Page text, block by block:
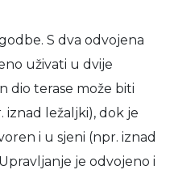
S dva odvojena
uživati u dvije
dio terase može biti
ležaljki), dok je
i u sjeni (npr. iznad
je odvojeno i